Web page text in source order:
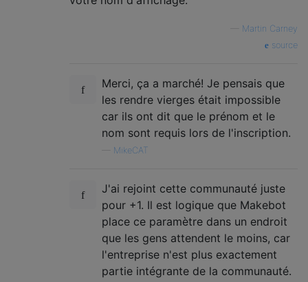
Martin Carney
source
Merci, ça a marché! Je pensais que
les rendre vierges était impossible
car ils ont dit que le prénom et le
nom sont requis lors de l'inscription.
MikeCAT
J'ai rejoint cette communauté juste
pour +1. Il est logique que Makebot
place ce paramètre dans un endroit
que les gens attendent le moins, car
l'entreprise n'est plus exactement
partie intégrante de la communauté.